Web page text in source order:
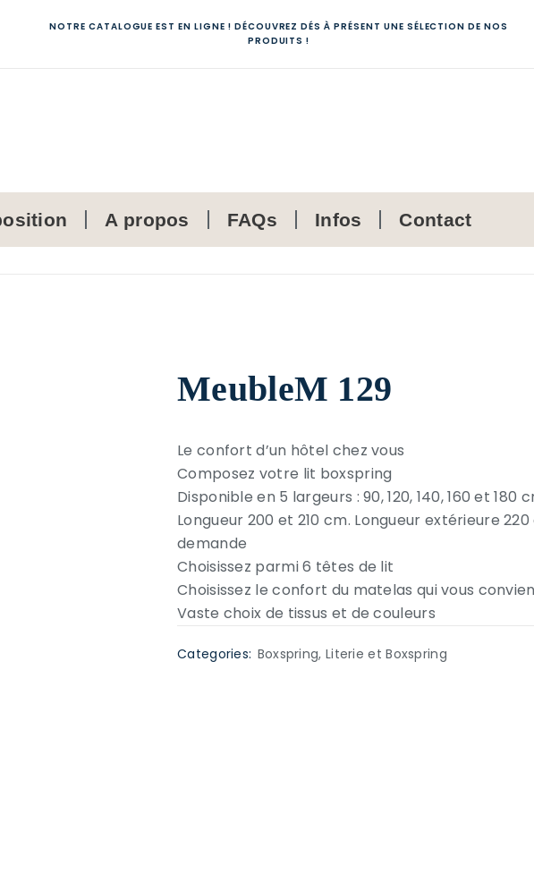
NOTRE CATALOGUE EST EN LIGNE ! DÉCOUVREZ DÉS À PRÉSENT UNE SÉLECTION DE NOS
PRODUITS !
A propos FAQs Infos Contact
MeubleM 129
Le confort d’un hôtel chez vous
Composez votre lit boxspring
Disponible en 5 largeurs : 90, 120, 140, 160 et 180
Longueur 200 et 210 cm. Longueur extérieure
demande
Choisissez parmi 6 têtes de lit
Choisissez le confort du matelas qui vous
Vaste choix de tissus et de couleurs
Categories: Boxspring, Literie et Boxspring